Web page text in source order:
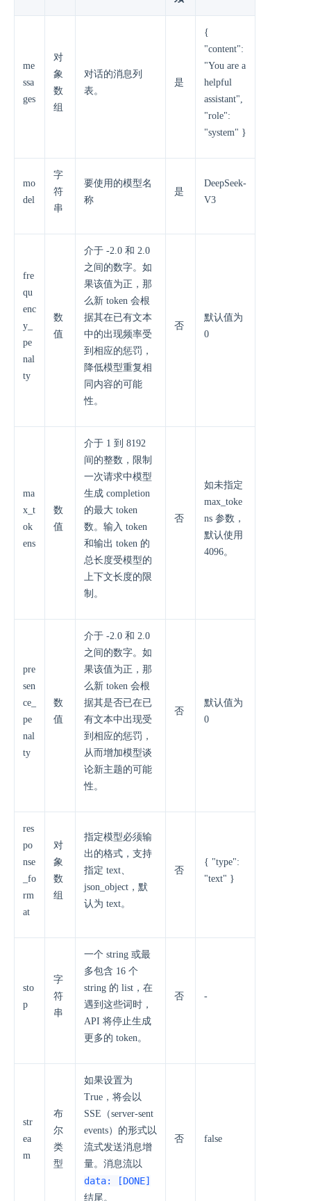
me
ssa
ges
对
象
数
组
对话的消息列
表。
是
{
"content":
"You are a
helpful
assistant",
"role":
"system" }
mo
del
字
符
串
要使用的模型名
称
是
DeepSeek-
V3
fre
qu
enc
y_
pe
nal
ty
数
值
介于 -2.0 和 2.0
之间的数字。如
果该值为正，那
么新 token 会根
据其在已有文本
中的出现频率受
到相应的惩罚，
降低模型重复相
同内容的可能
性。
否
默认值为
0
ma
x_t
ok
ens
数
值
介于 1 到 8192
间的整数，限制
一次请求中模型
生成 completion
的最大 token
数。输入 token
和输出 token 的
总长度受模型的
上下文长度的限
制。
否
如未指定
max_toke
ns 参数，
默认使用
4096。
pre
sen
ce_
pe
nal
ty
数
值
介于 -2.0 和 2.0
之间的数字。如
果该值为正，那
么新 token 会根
据其是否已在已
有文本中出现受
到相应的惩罚，
从而增加模型谈
论新主题的可能
性。
否
默认值为
0
res
po
nse
_fo
rm
at
对
象
数
组
指定模型必须输
出的格式，支持
指定 text、
json_object，默
认为 text。
否
{ "type":
"text" }
sto
p
字
符
串
一个 string 或最
多包含 16 个
string 的 list，在
遇到这些词时，
API 将停止生成
更多的 token。
否 -
str
ea
m
布
尔
类
型
如果设置为
True，将会以
SSE（server-sent
events）的形式以
流式发送消息增
量。消息流以
data: [DONE]
结尾。
否 false